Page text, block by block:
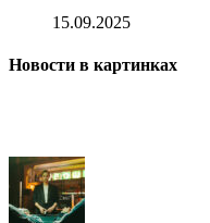
15.09.2025
Новости в картинках